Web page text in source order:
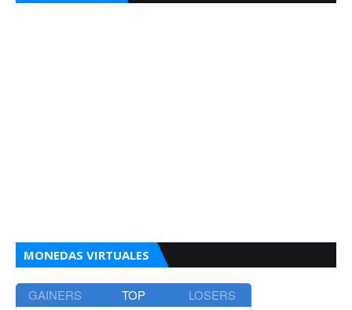
MONEDAS VIRTUALES
GAINERS TOP LOSERS